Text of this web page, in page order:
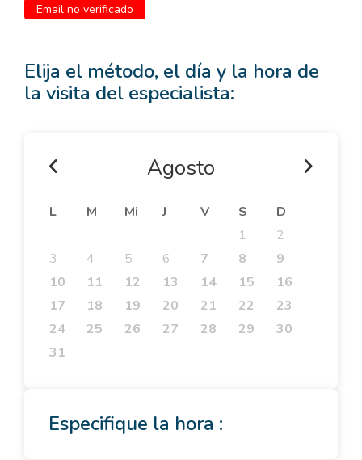
Email no verificado
Elija el método, el día y la hora de
la visita del especialista:
Agosto
L M Mi J V S
D
1
2
3
4 5 6 7 8
9
10
11 12 13 14 15
16
17
18 19 20 21 22
23
24
25 26 27 28 29
30
31
Especifique la hora :